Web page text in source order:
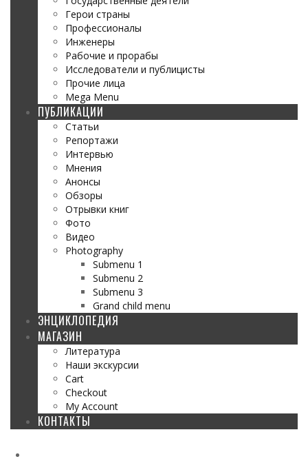
Герои страны
Профессионалы
Инженеры
Рабочие и прорабы
Исследователи и публицисты
Прочие лица
Mega Menu
ПУБЛИКАЦИИ
Статьи
Репортажи
Интервью
Мнения
Анонсы
Обзоры
Отрывки книг
Фото
Видео
Photography
Submenu 1
Submenu 2
Submenu 3
Grand child menu
ЭНЦИКЛОПЕДИЯ
МАГАЗИН
Литература
Наши экскурсии
Cart
Checkout
My Account
КОНТАКТЫ